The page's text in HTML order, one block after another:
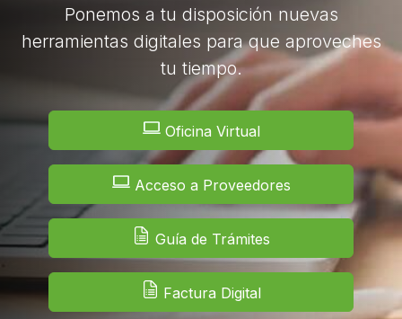
Ponemos a tu disposición nuevas
herramientas digitales para que aproveches
tu tiempo.
Oficina Virtual
Acceso a Proveedores
Guía de Trámites
Factura Digital